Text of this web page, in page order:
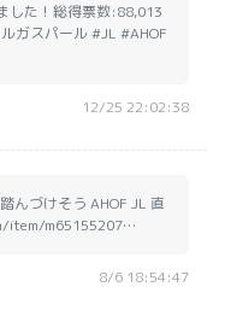
した！総得票数:88,013
ガスパール #JL #AHOF
12/25 22:02:38
んづけそう AHOF JL 直
item/m65155207…
8/6 18:54:47